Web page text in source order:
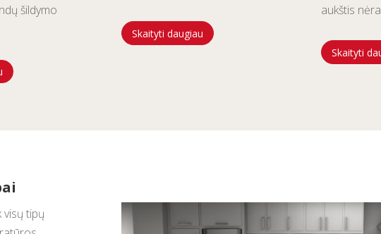
šildymo
Skaityti daugiau
aukštis
Skaityti
visų tipų